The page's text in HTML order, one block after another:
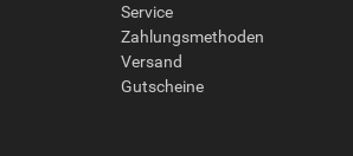
Service
Zahlungsmethoden
Versand
Gutscheine